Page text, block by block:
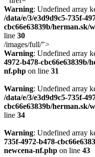
Warning: Undefined array
/data/e/3/e3d9d9c5-735f-
cbc66e63839b/
line 30
/images/full/">
Warning: Undefined array
4972-b478-
nf.php on line 31
Warning: Undefined array
/data/e/3/e3d9d9c5-735f-
cbc66e63839b/
line 34
Warning: Undefined array
735f-4972-b478-
newcena-nf.php on line 43